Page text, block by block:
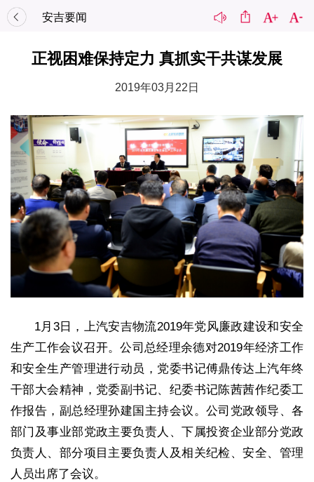
安吉要闻
正视困难保持定力 真抓实干共谋发展
2019年03月22日
1月3日，上汽安吉物流2019年党风廉政建设和安全
生产工作会议召开。公司总经理余德对2019年经济工作
和安全生产管理进行动员，党委书记傅鼎传达上汽年终
干部大会精神，党委副书记、纪委书记陈茜茜作纪委工
作报告，副总经理孙建国主持会议。公司党政领导、各
部门及事业部党政主要负责人、下属投资企业部分党政
负责人、部分项目主要负责人及相关纪检、安全、管理
人员出席了会议。